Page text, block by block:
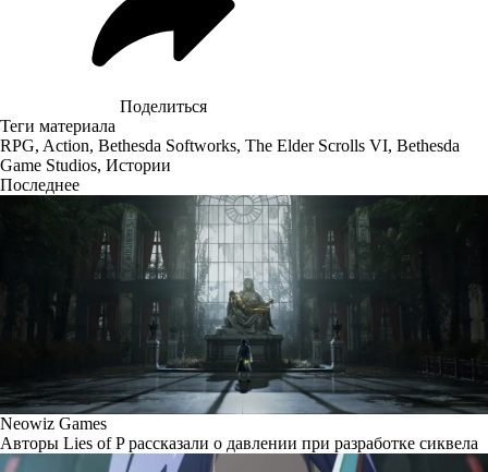
Поделиться
Теги материала
RPG, Action, Bethesda Softworks, The Elder Scrolls VI, Bethesda
Game Studios, Истории
Последнее
Neowiz Games
Авторы Lies of P рассказали о давлении при разработке сиквела